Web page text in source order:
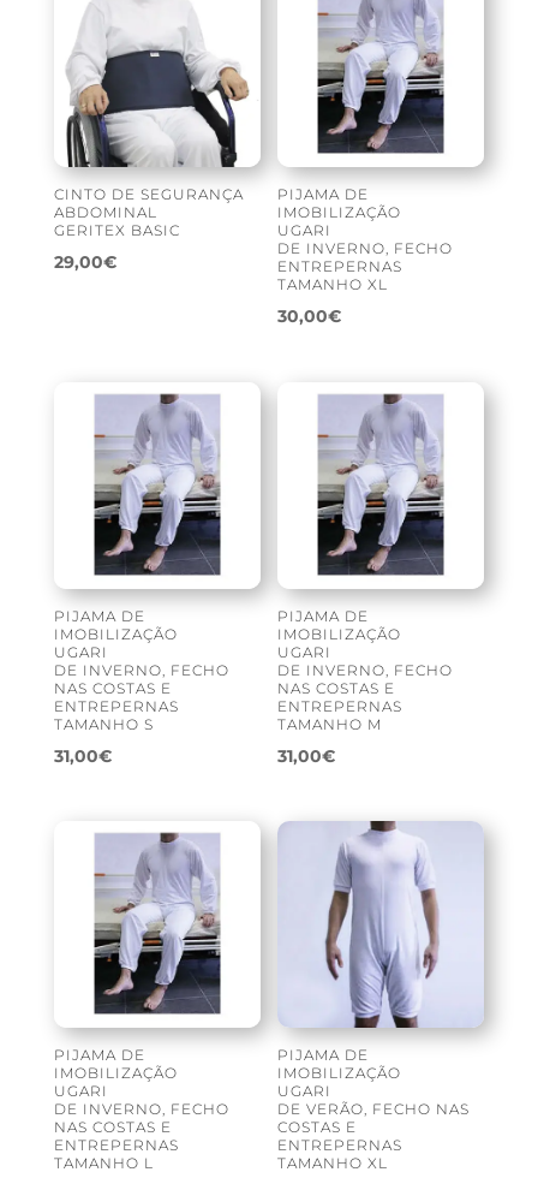
CINTO DE SEGURANÇA
ABDOMINAL
GERITEX BASIC
29,00€
PIJAMA DE
IMOBILIZAÇÃO
UGARI
DE INVERNO, FECHO
ENTREPERNAS
TAMANHO XL
30,00€
PIJAMA DE
IMOBILIZAÇÃO
UGARI
DE INVERNO, FECHO
NAS COSTAS E
ENTREPERNAS
TAMANHO S
31,00€
PIJAMA DE
IMOBILIZAÇÃO
UGARI
DE INVERNO, FECHO
NAS COSTAS E
ENTREPERNAS
TAMANHO M
31,00€
PIJAMA DE
IMOBILIZAÇÃO
UGARI
DE INVERNO, FECHO
NAS COSTAS E
ENTREPERNAS
TAMANHO L
PIJAMA DE
IMOBILIZAÇÃO
UGARI
DE VERÃO, FECHO NAS
COSTAS E
ENTREPERNAS
TAMANHO XL